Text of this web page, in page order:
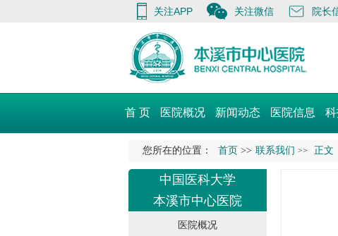
关注APP 关注微信 院长
首 页 医院概况 新闻动态 医院信息
您所在的位置： 首页 >> 联系我们 >> 正文
中国医科大学
本溪市中心医院
医院概况